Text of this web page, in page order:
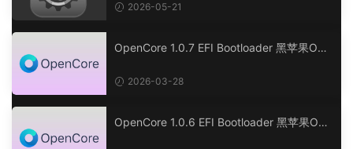
2026-05-21
OpenCore 1.0.7 EFI Bootloader 黑苹果OC
2026-03-28
OpenCore 1.0.6 EFI Bootloader 黑苹果OC